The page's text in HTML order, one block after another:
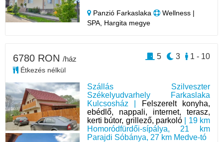
Panzió Farkaslaka
Wellness |
SPA, Hargita megye
Szállás Szilveszter
Székelyudvarhely Farkaslaka
Kulcsosház |
Felszerelt konyha,
ebédlő, nappali, internet, terasz,
kerti bútor, grillező, parkoló | 19 km
Homoródfürdői-sípálya, 21 km
Parajdi Sóbánya, 27 km Medve-tó
6780 RON /ház
Étkezés nélkül
1 - 10
3
5